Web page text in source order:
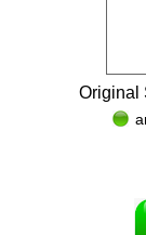
Original